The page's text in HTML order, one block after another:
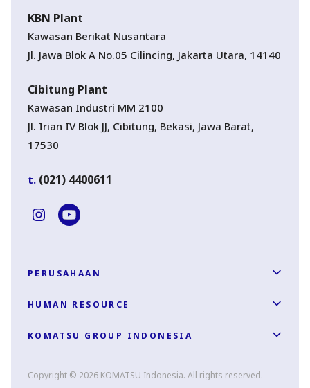
KBN Plant
Kawasan Berikat Nusantara
Jl. Jawa Blok A No.05 Cilincing, Jakarta Utara, 14140
Cibitung Plant
Kawasan Industri MM 2100
Jl. Irian IV Blok JJ, Cibitung, Bekasi, Jawa Barat,
17530
t. (021) 4400611
PERUSAHAAN
HUMAN RESOURCE
KOMATSU GROUP INDONESIA
Copyright © 2026 KOMATSU Indonesia. All rights reserved.